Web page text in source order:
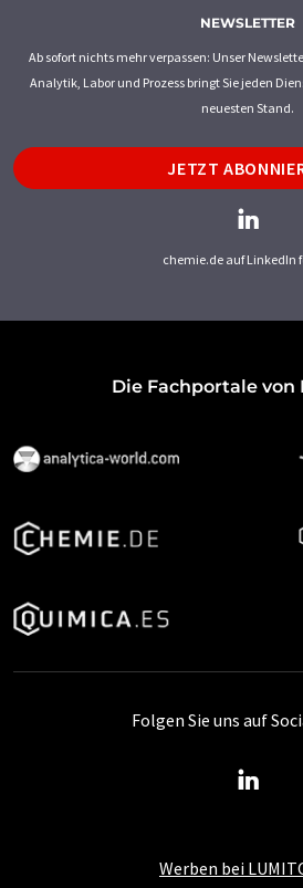
NEWSLETTER
Ab sofort nichts mehr verpassen: Unser
Analytik, Labor und Prozess bringt Sie jeden
neuesten Stand.
JETZT
chemie.de auf LinkedIn
Die Fachportale von
Werben bei
Folgen Sie uns auf